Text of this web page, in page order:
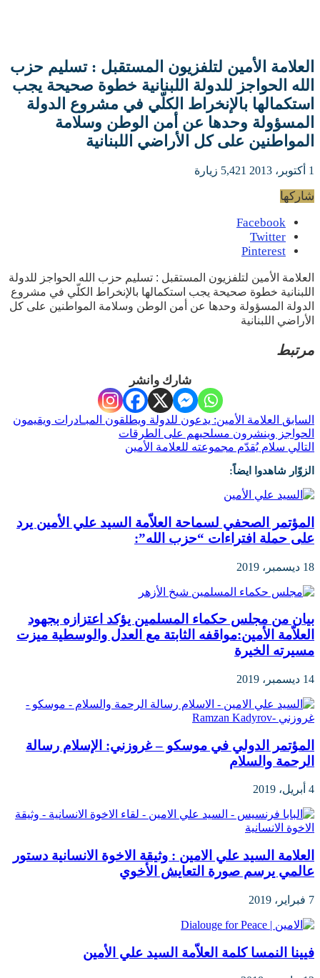
العلامة الأمين لتلفزيون المستقبل : تسليم حزب
الله الحواجز للدولة اللبنانية خطوة صحيحة يجب
استكمالها بالإنخراط الكلّي في مشروع الدولة
المسؤولة وحدها عن أمن الوطن وسلامة
المواطنين على كل الأراضي اللبنانية
1 أكتوبر، 2013 5,421 زيارة
شاركها
Facebook
Twitter
Pinterest
العلامة الأمين لتلفزيون المستقبل : تسليم حزب الله الحواجز للدولة
اللبنانية خطوة صحيحة يجب استكمالها بالإنخراط الكلّي في مشروع
الدولة المسؤولة وحدها عن أمن الوطن وسلامة المواطنين على كل
الأراضي اللبنانية
مرتبط
شارك وانشر
السابق العلامة الأمين: يدعون للدولة ويطلقون المبـادرات ويقيمون
الحواجز وينشرون مسلحيهم على الطرقات
التالي سلام يُقدّم مجموعته للعلامة الأمين
الزوّار شاهدوا ايضاً:
المؤتمر الصحفي لسماحة العلاّمة السيد علي الأمين يرد
على حملة افتراءات “حزب الله”:
18 ديسمبر، 2019
بيان من ‎مجلس حكماء المسلمين يؤكد اعتزازه بجهود
العلاّمة الأمين:مواقفه الثابتة مع العدل والوسطية ميزت
مسيرته الخيرة
14 ديسمبر، 2019
المؤتمر الدولي في موسكو – غروزني: الإسلام رسالة
الرحمة والسلام
4 أبريل، 2019
العلامة السيد علي الامين : وثيقة الاخوة الانسانية دستور
عالمي يرسم صورة التعايش الأخوي
7 فبراير، 2019
فيينا النمسا كلمة العلاّمة السيد علي الأمين